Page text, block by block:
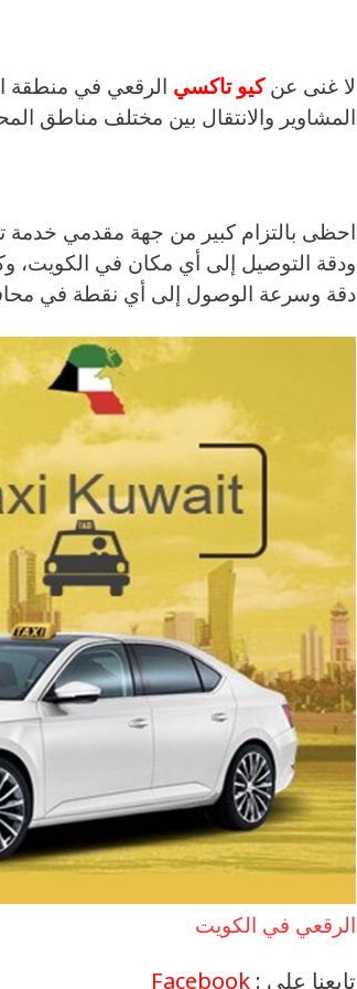
لا غنى عن كيو تاكسي الرقعي في منطقة
المشاوير والانتقال بين مختلف مناطق
احظى بالتزام كبير من جهة مقدمي
ودقة التوصيل إلى أي مكان في
دقة وسرعة الوصول إلى أي نقطة في
الرقعي في الكويت
تابعنا على : Facebook